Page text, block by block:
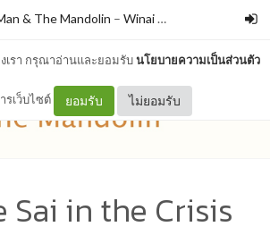
เรา กรุณาอ่านและยอมรับนโยบายความเป็นส่วนตัว
รเว็บไซต์ ยอมรับ ไม่ยอมรับ
& The Mandolin – Winai Chaichana
Sai in the Crisis